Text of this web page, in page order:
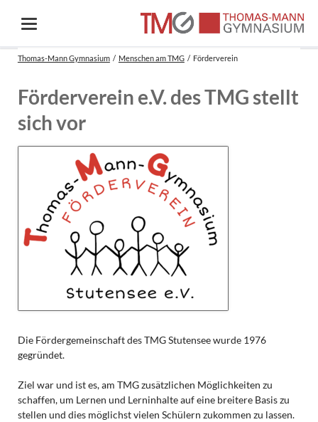
Thomas-Mann Gymnasium Menschen am TMG Förderverein
Förderverein e.V. des TMG stellt
sich vor
Die Fördergemeinschaft des TMG Stutensee wurde 1976
gegründet.
Ziel war und ist es, am TMG zusätzlichen Möglichkeiten zu
schaffen, um Lernen und Lerninhalte auf eine breitere Basis zu
stellen und dies möglichst vielen Schülern zukommen zu lassen.